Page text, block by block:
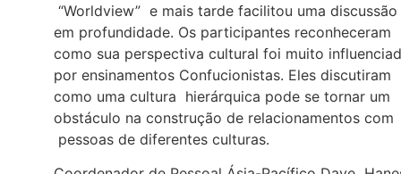
“Worldview” e mais tarde facilitou uma discussão
em profundidade. Os participantes reconheceram
como sua perspectiva cultural foi muito
por ensinamentos Confucionistas. Eles discutiram
como uma cultura hierárquica pode se tornar um
obstáculo na construção de relacionamentos com
pessoas de diferentes culturas.